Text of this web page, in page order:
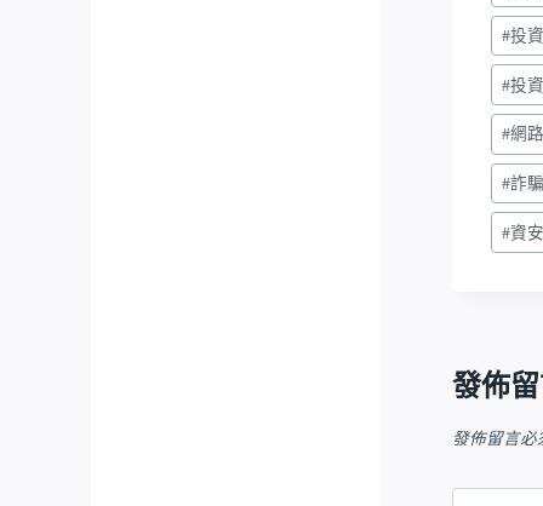
#投
#投
#網
#詐
#資
發佈
發佈留言